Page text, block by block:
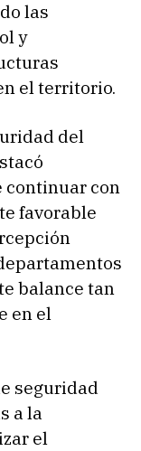
las
y
el territorio.
del
continuar con
favorable
balance tan
en el
seguridad
a la
el